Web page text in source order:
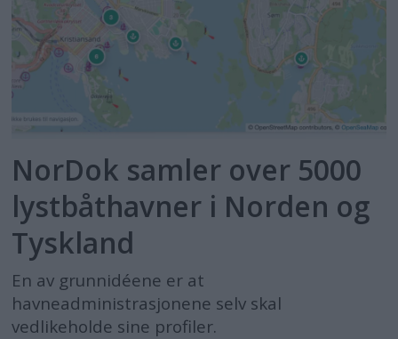
NorDok samler over 5000
lystbåthavner i Norden og
Tyskland
En av grunnidéene er at
havneadministrasjonene selv skal
vedlikeholde sine profiler.